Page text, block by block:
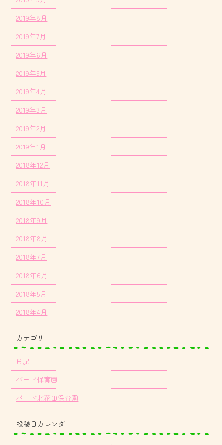
2019年8月
2019年7月
2019年6月
2019年5月
2019年4月
2019年3月
2019年2月
2019年1月
2018年12月
2018年11月
2018年10月
2018年9月
2018年8月
2018年7月
2018年6月
2018年5月
2018年4月
カテゴリー
日記
バード保育園
バード北花田保育園
投稿日カレンダー